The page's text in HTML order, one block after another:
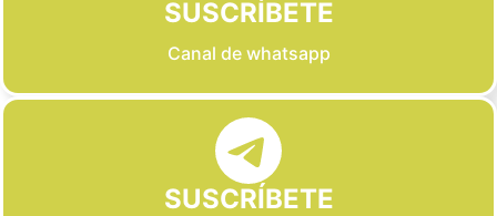
SUSCRÍBETE
Canal de whatsapp
SUSCRÍBETE